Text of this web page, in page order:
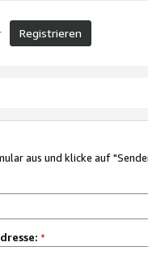
Registrieren
aus und klicke auf
*